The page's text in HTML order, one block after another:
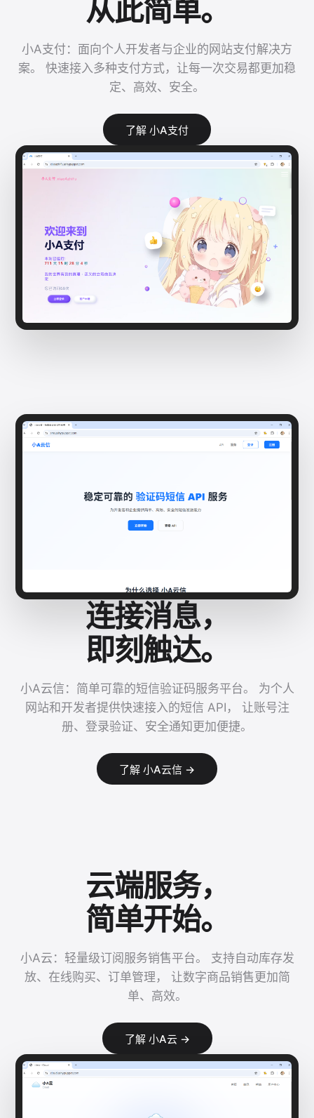
从此简单。
小A支付：面向个人开发者与企业的网站支付解决方
案。 快速接入多种支付方式，让每一次交易都更加稳
定、高效、安全。
了解 小A支付
连接消息，
即刻触达。
小A云信：简单可靠的短信验证码服务平台。 为个人
网站和开发者提供快速接入的短信 API， 让账号注
册、登录验证、安全通知更加便捷。
了解 小A云信 →
云端服务，
简单开始。
小A云：轻量级订阅服务销售平台。 支持自动库存发
放、在线购买、订单管理， 让数字商品销售更加简
单、高效。
了解 小A云 →